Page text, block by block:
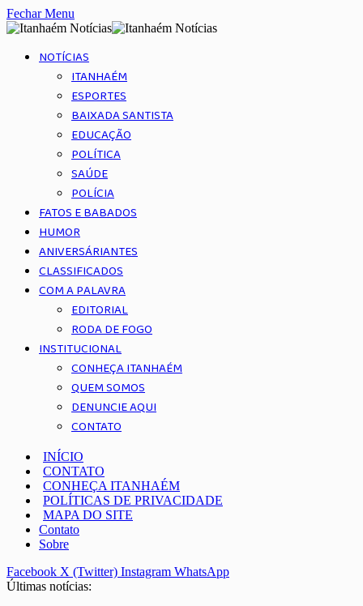
Fechar Menu
NOTÍCIAS
ITANHAÉM
ESPORTES
BAIXADA SANTISTA
EDUCAÇÃO
POLÍTICA
SAÚDE
POLÍCIA
FATOS E BABADOS
HUMOR
ANIVERSÁRIANTES
CLASSIFICADOS
COM A PALAVRA
EDITORIAL
RODA DE FOGO
INSTITUCIONAL
CONHEÇA ITANHAÉM
QUEM SOMOS
DENUNCIE AQUI
CONTATO
INÍCIO
CONTATO
CONHEÇA ITANHAÉM
POLÍTICAS DE PRIVACIDADE
MAPA DO SITE
Contato
Sobre
Facebook X (Twitter) Instagram WhatsApp
Últimas notícias: